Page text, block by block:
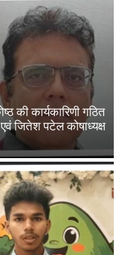
की कार्यकारिणी गठित
जितेश पटेल कोषाध्यक्ष